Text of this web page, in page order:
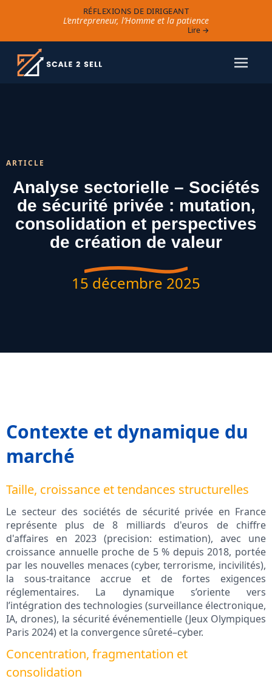
RÉFLEXIONS DE DIRIGEANT
L’entrepreneur, l’Homme et la patience
Lire →
ARTICLE
Analyse sectorielle – Sociétés
de sécurité privée : mutation,
consolidation et perspectives
de création de valeur
15 décembre 2025
Contexte et dynamique du
marché
Taille, croissance et tendances structurelles
Le secteur des sociétés de sécurité privée en France
représente plus de 8 milliards d'euros de chiffre
d'affaires en 2023 (precision: estimation), avec une
croissance annuelle proche de 5 % depuis 2018, portée
par les nouvelles menaces (cyber, terrorisme, incivilités),
la sous-traitance accrue et de fortes exigences
réglementaires. La dynamique s’oriente vers
l’intégration des technologies (surveillance électronique,
IA, drones), la sécurité événementielle (Jeux Olympiques
Paris 2024) et la convergence sûreté–cyber.
Concentration, fragmentation et
consolidation